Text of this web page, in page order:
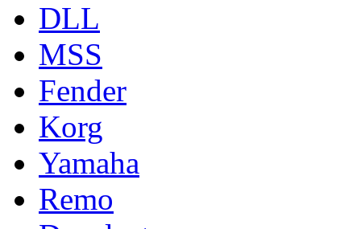
DLL
MSS
Fender
Korg
Yamaha
Remo